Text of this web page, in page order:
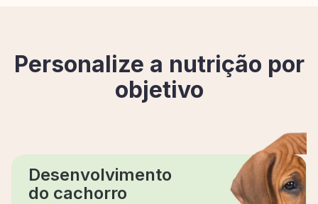
Personalize a nutrição por
objetivo
Desenvolvimento
do cachorro